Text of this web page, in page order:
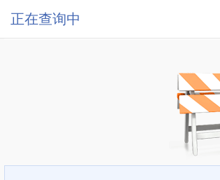
正在查询中